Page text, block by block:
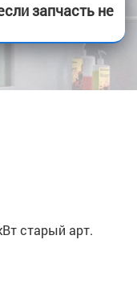
запчасть не
старый арт.